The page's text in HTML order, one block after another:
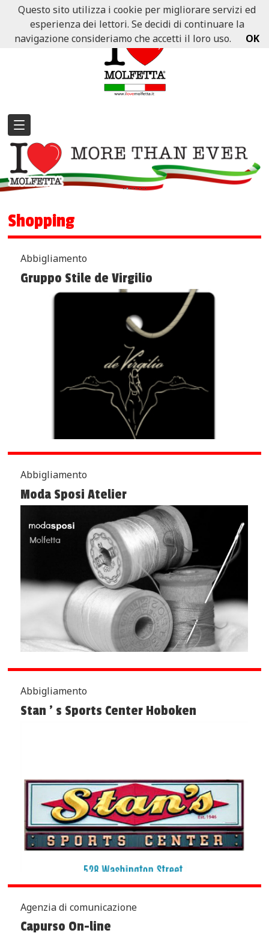
Shopping
Abbigliamento
Gruppo Stile de Virgilio
Abbigliamento
Moda Sposi Atelier
Abbigliamento
Stan ’ s Sports Center Hoboken
Agenzia di comunicazione
Capurso On-line
Questo sito utilizza i cookie per migliorare servizi ed
esperienza dei lettori. Se decidi di continuare la
navigazione consideriamo che accetti il loro uso.
OK